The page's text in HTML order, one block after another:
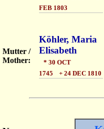
FEB 1803
Mutter /
Mother:
Köhler, Maria
Elisabeth
* 30 OCT
1745 + 24 DEC 1810